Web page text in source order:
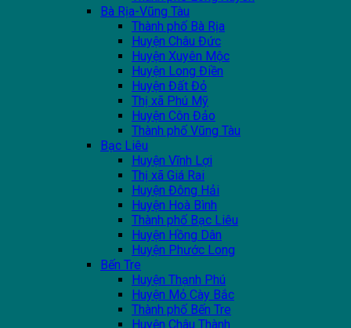
Bà Rịa-Vũng Tàu
Thành phố Bà Rịa
Huyện Châu Đức
Huyện Xuyên Mộc
Huyện Long Điền
Huyện Đất Đỏ
Thị xã Phú Mỹ
Huyện Côn Đảo
Thành phố Vũng Tàu
Bạc Liêu
Huyện Vĩnh Lợi
Thị xã Giá Rai
Huyện Đông Hải
Huyện Hoà Bình
Thành phố Bạc Liêu
Huyện Hồng Dân
Huyện Phước Long
Bến Tre
Huyện Thạnh Phú
Huyện Mỏ Cày Bắc
Thành phố Bến Tre
Huyện Châu Thành